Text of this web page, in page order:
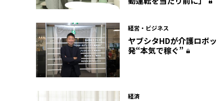
経営・ビジネス
ヤブシタHDが介護ロボ
発“本気で稼ぐ”
経済